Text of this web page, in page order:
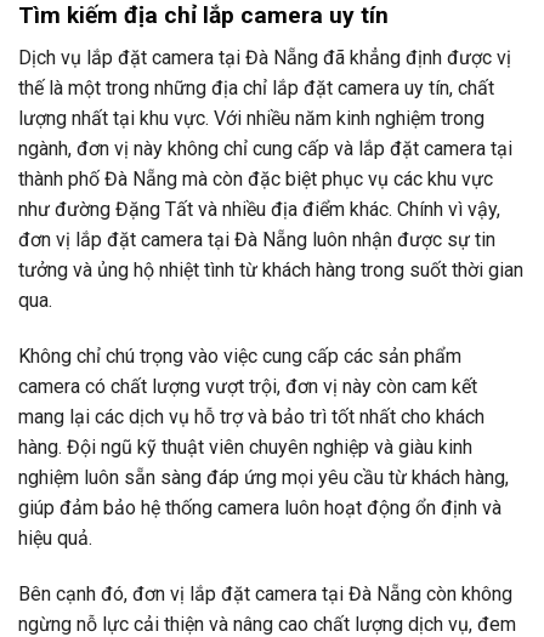
Tìm kiếm địa chỉ lắp camera uy tín
Dịch vụ lắp đặt camera tại Đà Nẵng đã khẳng định được vị
thế là một trong những địa chỉ lắp đặt camera uy tín, chất
lượng nhất tại khu vực. Với nhiều năm kinh nghiệm trong
ngành, đơn vị này không chỉ cung cấp và lắp đặt camera tại
thành phố Đà Nẵng mà còn đặc biệt phục vụ các khu vực
như đường Đặng Tất và nhiều địa điểm khác. Chính vì vậy,
đơn vị lắp đặt camera tại Đà Nẵng luôn nhận được sự tin
tưởng và ủng hộ nhiệt tình từ khách hàng trong suốt thời gian
qua.
Không chỉ chú trọng vào việc cung cấp các sản phẩm
camera có chất lượng vượt trội, đơn vị này còn cam kết
mang lại các dịch vụ hỗ trợ và bảo trì tốt nhất cho khách
hàng. Đội ngũ kỹ thuật viên chuyên nghiệp và giàu kinh
nghiệm luôn sẵn sàng đáp ứng mọi yêu cầu từ khách hàng,
giúp đảm bảo hệ thống camera luôn hoạt động ổn định và
hiệu quả.
Bên cạnh đó, đơn vị lắp đặt camera tại Đà Nẵng còn không
ngừng nỗ lực cải thiện và nâng cao chất lượng dịch vụ, đem